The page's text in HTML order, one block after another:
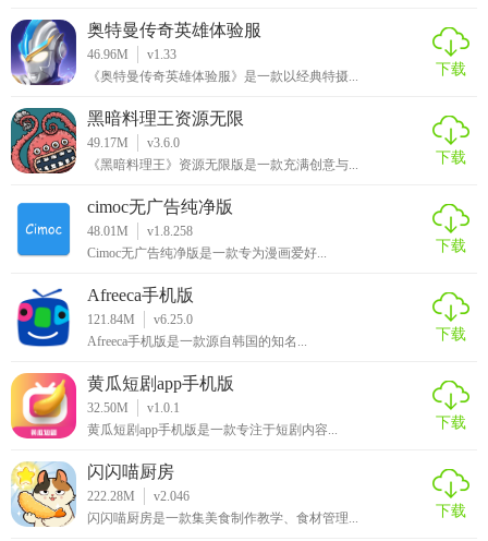
2. 注册登录：打开应用后，用户可以选择注册新账号或登录
已有账号。注册时需要填写昵称、邮箱等信息，并通过验证
码验证。
3. 搜索应用：在应用首页的搜索框中输入想要下载的应用名
称或关键词，点击搜索按钮即可找到相关应用。
4. 下载应用：在应用详情页面，用户可以查看应用的介绍、
评分、评论等信息，然后点击下载按钮进行下载。
5. 管理应用：在“我的应用”或“应用管理”页面中，用户可以查
看已下载的应用、进行更新、卸载等操作。
奇妙应用商店app安卓版以其丰富多样的资源、简洁清晰的界
面设计、高速下载和安全保障等特色，赢得了广大用户的喜
爱和好评。该应用不仅提供了便捷的应用下载和管理功能，
还为用户带来了良好的社区交流体验。无论是热门应用还是
冷门小众软件，用户都能在这里找到并享受到优质的应用资
奥特曼传奇英雄体验服
46.96M
v1.33
《奥特曼传奇英雄体验服》是一款以经典特摄...
下载
黑暗料理王资源无限
49.17M
v3.6.0
《黑暗料理王》资源无限版是一款充满创意与...
下载
cimoc无广告纯净版
48.01M
v1.8.258
Cimoc无广告纯净版是一款专为漫画爱好...
下载
Afreeca手机版
121.84M
v6.25.0
Afreeca手机版是一款源自韩国的知名...
下载
黄瓜短剧app手机版
32.50M
v1.0.1
黄瓜短剧app手机版是一款专注于短剧内容...
下载
闪闪喵厨房
222.28M
v2.046
闪闪喵厨房是一款集美食制作教学、食材管理...
下载